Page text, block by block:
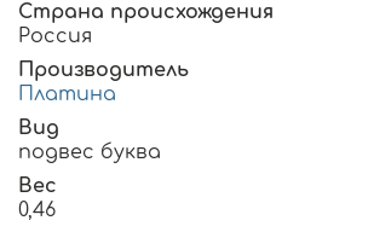
Страна происхождения
Россия
Производитель
Платина
Вид
подвес буква
Вес
0,46